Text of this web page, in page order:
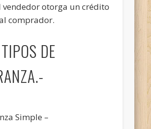
vendedor otorga un crédito
comprador.
DE
Simple –